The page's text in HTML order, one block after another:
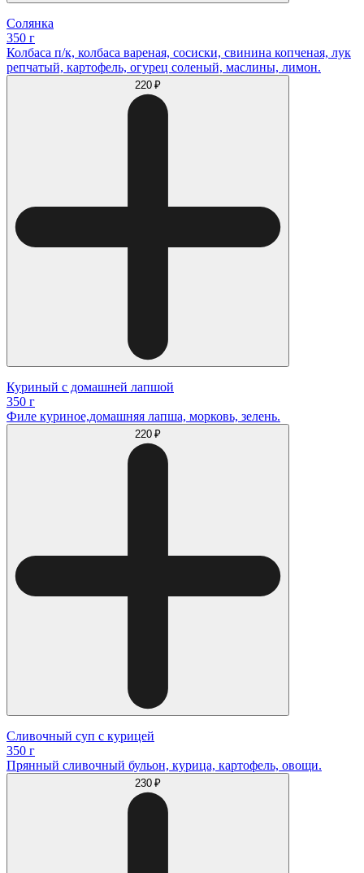
Солянка
350 г
Колбаса п/к, колбаса вареная, сосиски, свинина копченая, лук
репчатый, картофель, огурец соленый, маслины, лимон.
220 ₽
Куриный с домашней лапшой
350 г
Филе куриное,домашняя лапша, морковь, зелень.
220 ₽
Сливочный суп с курицей
350 г
Прянный сливочный бульон, курица, картофель, овощи.
230 ₽